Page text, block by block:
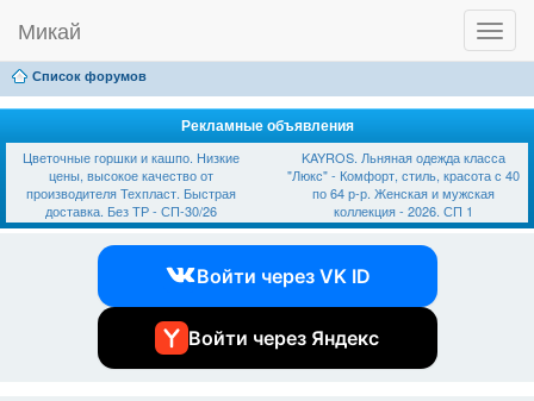
T
o
g
l
n
a
v
i
g
Микай
Ссылки Вход
Список форумов
Рекламные объявления
Цветочные горшки и кашпо. Низкие
цены, высокое качество от
производителя Техпласт. Быстрая
доставка. Без ТР - СП-30/26
KAYROS. Льняная одежда класса
"Люкс" - Комфорт, стиль, красота с 40
по 64 р-р. Женская и мужская
коллекция - 2026. СП 1
Войти через VK ID
Войти через Яндекс